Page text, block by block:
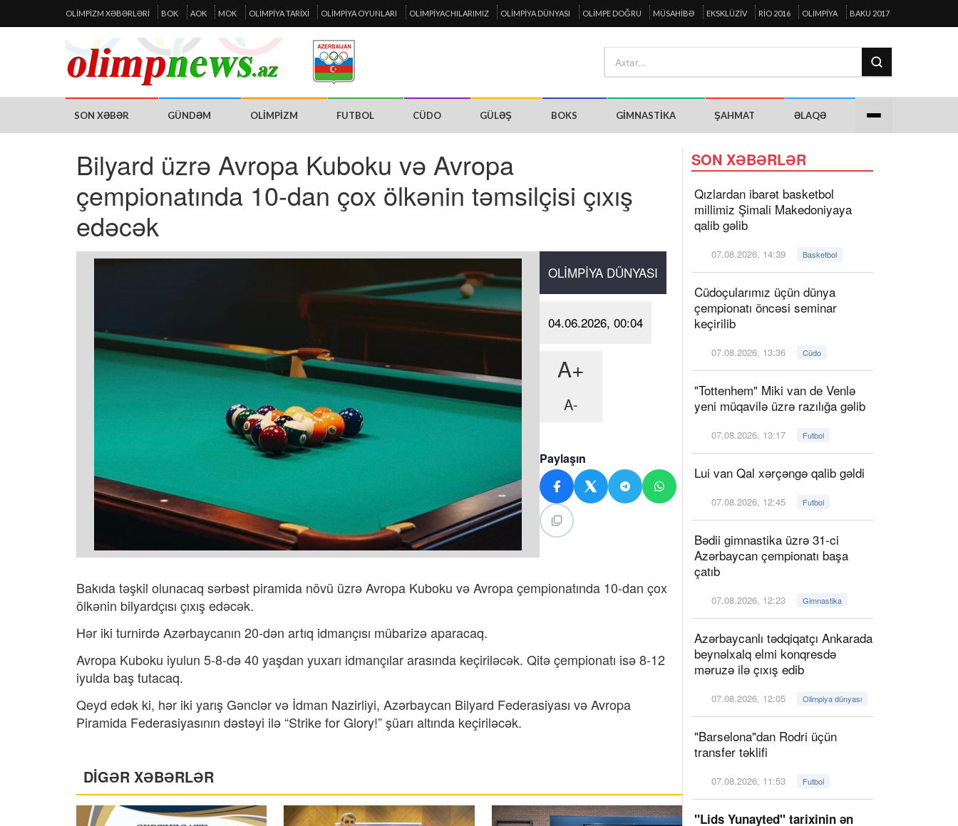
OLIMPIZM XƏBƏRLƏRI BOK AOK MOK OLIMPIYA TARIXI OLIMPIYA OYUNLARI OLIMPIYACHILARIMIZ OLIMPIYA DÜNYASI OLIMPE DOĞRU MÜSAHIBƏ EKSKLÜZIV RIO 2016 OLIMPIYA BAKU 2017
SON XƏBƏR GÜNDƏM OLIMPIZM FUTBOL CÜDO GÜLƏŞ BOKS GIMNASTIKA ŞAHMAT ƏLAQƏ
Bilyard üzrə Avropa Kuboku və Avropa
çempionatında 10-dan çox ölkənin təmsilçisi çıxış
edəcək
OLIMPIYA DÜNYASI
04.06.2026, 00:04
A+
A-
Paylaşın
Bakıda təşkil olunacaq sərbəst piramida növü üzrə Avropa Kuboku və Avropa çempionatında 10-dan çox
ölkənin bilyardçısı çıxış edəcək.
Hər iki turnirdə Azərbaycanın 20-dən artıq idmançısı mübarizə aparacaq.
Avropa Kuboku iyulun 5-8-də 40 yaşdan yuxarı idmançılar arasında keçiriləcək. Qitə çempionatı isə 8-12
iyulda baş tutacaq.
Qeyd edək ki, hər iki yarış Gənclər və İdman Nazirliyi, Azərbaycan Bilyard Federasiyası və Avropa
Piramida Federasiyasının dəstəyi ilə “Strike for Glory!” şüarı altında keçiriləcək.
DİGƏR XƏBƏRLƏR
SON XƏBƏRLƏR
Qızlardan ibarət basketbol
millimiz Şimali Makedoniyaya
qalib gəlib
07.08.2026, 14:39 Basketbol
Cüdoçularımız üçün dünya
çempionatı öncəsi seminar
keçirilib
07.08.2026, 13:36 Cüdo
"Tottenhem" Miki van de Venlə
yeni müqavilə üzrə razılığa gəlib
07.08.2026, 13:17 Futbol
Lui van Qal xərçəngə qalib gəldi
07.08.2026, 12:45 Futbol
Bədii gimnastika üzrə 31-ci
Azərbaycan çempionatı başa
çatıb
07.08.2026, 12:23 Gimnastika
Azərbaycanlı tədqiqatçı Ankarada
beynəlxalq elmi konqresdə
məruzə ilə çıxış edib
07.08.2026, 12:05 Olimpiya dünyası
"Barselona"dan Rodri üçün
transfer təklifi
07.08.2026, 11:53 Futbol
"Lids Yunayted" tarixinin ən